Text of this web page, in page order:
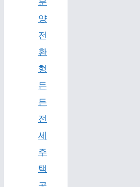
분
양
전
환
형
든
든
전
세
주
택